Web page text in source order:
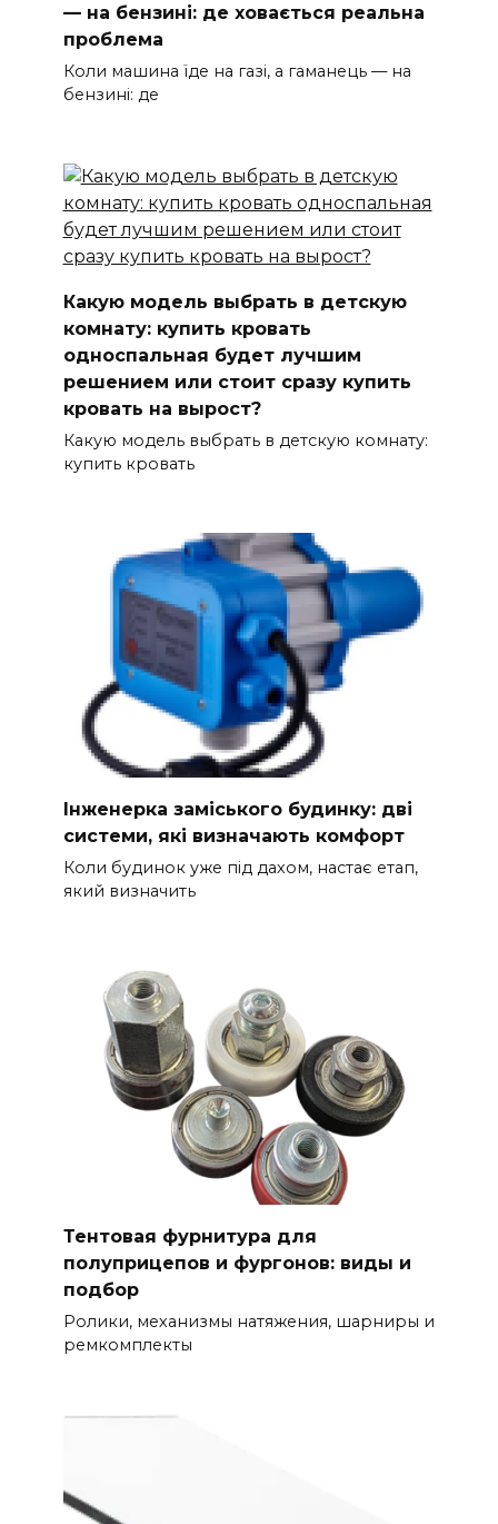
— на бензині: де ховається реальна
проблема
Коли машина їде на газі, а гаманець — на
бензині: де
Какую модель выбрать в детскую
комнату: купить кровать
односпальная будет лучшим
решением или стоит сразу купить
кровать на вырост?
Какую модель выбрать в детскую комнату:
купить кровать
Інженерка заміського будинку: дві
системи, які визначають комфорт
Коли будинок уже під дахом, настає етап,
який визначить
Тентовая фурнитура для
полуприцепов и фургонов: виды и
подбор
Ролики, механизмы натяжения, шарниры и
ремкомплекты